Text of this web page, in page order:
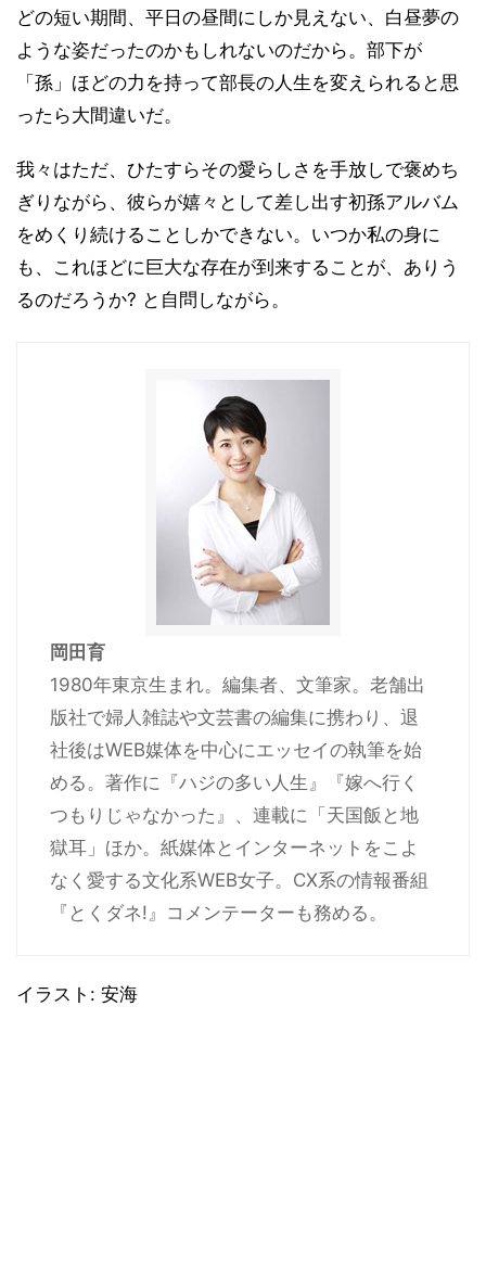
どの短い期間、平日の昼間にしか見えない、白昼夢の
ような姿だったのかもしれないのだから。部下が
「孫」ほどの力を持って部長の人生を変えられると思
ったら大間違いだ。
我々はただ、ひたすらその愛らしさを手放しで褒めち
ぎりながら、彼らが嬉々として差し出す初孫アルバム
をめくり続けることしかできない。いつか私の身に
も、これほどに巨大な存在が到来することが、ありう
るのだろうか? と自問しながら。
岡田育
1980年東京生まれ。編集者、文筆家。老舗出
版社で婦人雑誌や文芸書の編集に携わり、退
社後はWEB媒体を中心にエッセイの執筆を始
める。著作に『ハジの多い人生』『嫁へ行く
つもりじゃなかった』、連載に「天国飯と地
獄耳」ほか。紙媒体とインターネットをこよ
なく愛する文化系WEB女子。CX系の情報番組
『とくダネ!』コメンテーターも務める。
イラスト: 安海